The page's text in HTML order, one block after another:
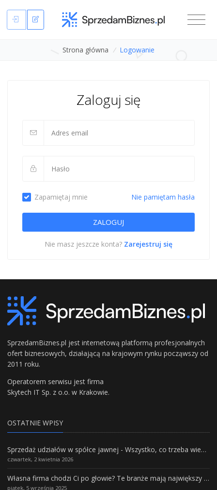
Strona główna / Logowanie
Zaloguj się
Zapamiętaj mnie Nie pamiętam hasła
Nie masz jeszcze konta? Zarejestruj się
SprzedamBiznes.pl jest internetową platformą profesjonalnych
ofert biznesowych, działającą na krajowym rynku począwszy od
2011 roku.
Operatorem serwisu jest firma
Skytech IT Sp. z o.o. w Krakowie.
OSTATNIE WPISY
Sprzedaż udziałów w spółce jawnej - Wszystko, co trzeba wiedzieć.
czwartek, 2 kwietnia 2026
Własna firma chodzi Ci po głowie? Te branże mają największy potencjał rozwoju
piątek, 5 września 2025